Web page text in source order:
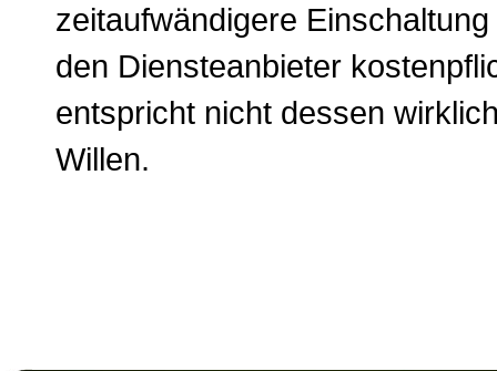
zeitaufwändigere
den Diensteanbieter
entspricht nicht dessen
Willen.